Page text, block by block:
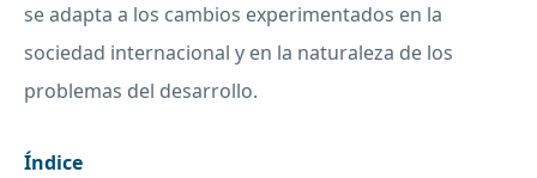
se adapta a los cambios experimentados en la
sociedad internacional y en la naturaleza de los
problemas del desarrollo.
Índice